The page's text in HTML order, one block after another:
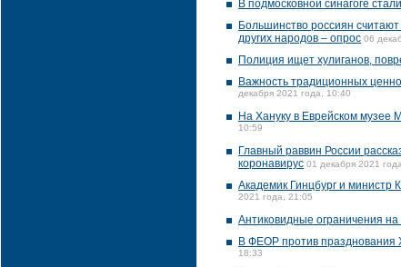
В подмосковной синагоге
Большинство россиян
других народов – опрос 06
Полиция ищет хулиганов,
Важность традиционных
декабря 2021 года, 10:40
На Хануку в Еврейском музее
10:59
Главный раввин России
коронавирус 01 декабря 2021
Академик Гинцбург и министр
2021 года, 21:05
Антиковидные ограничения
В ФЕОР против празднования
18:33